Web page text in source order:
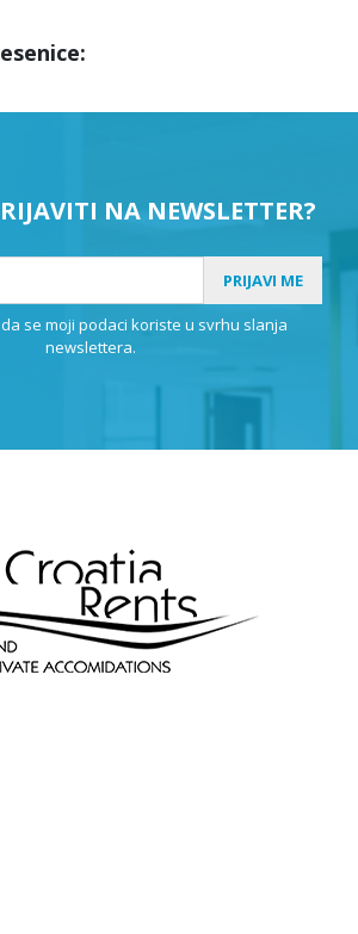
NA NEWSLETTER?
PRIJAVI ME
se moji podaci koriste u svrhu slanja
newslettera.